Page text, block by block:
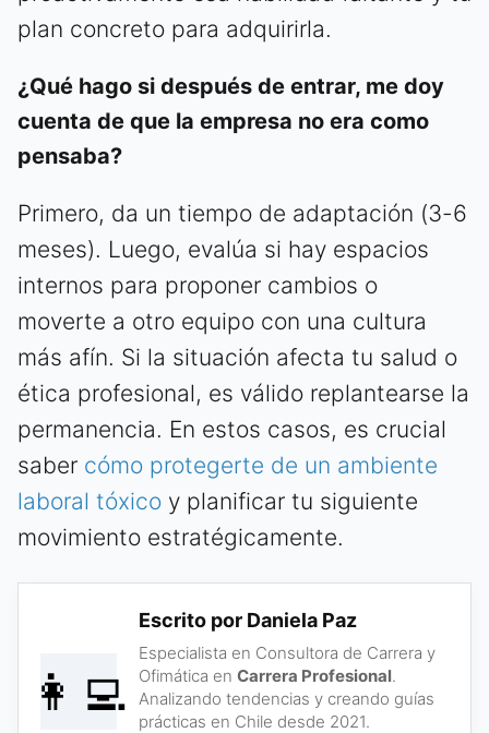
plan concreto para adquirirla.
¿Qué hago si después de entrar, me doy
cuenta de que la empresa no era como
pensaba?
Primero, da un tiempo de adaptación (3-6
meses). Luego, evalúa si hay espacios
internos para proponer cambios o
moverte a otro equipo con una cultura
más afín. Si la situación afecta tu salud o
ética profesional, es válido replantearse la
permanencia. En estos casos, es crucial
saber cómo protegerte de un ambiente
laboral tóxico y planificar tu siguiente
movimiento estratégicamente.
👩‍💻
Escrito por Daniela Paz
Especialista en Consultora de Carrera y
Ofimática en Carrera Profesional.
Analizando tendencias y creando guías
prácticas en Chile desde 2021.